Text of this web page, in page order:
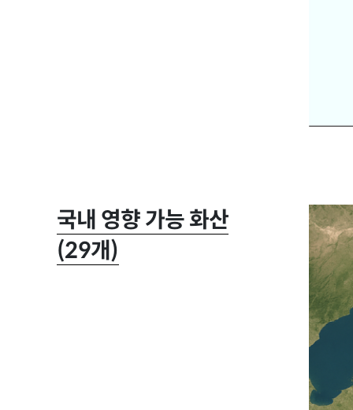
국내 영향 가능 화산
(29개)